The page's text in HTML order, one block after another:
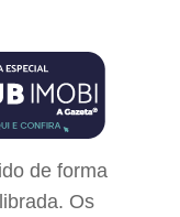
de forma
Os